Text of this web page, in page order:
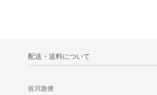
配送・送料について
佐川急便